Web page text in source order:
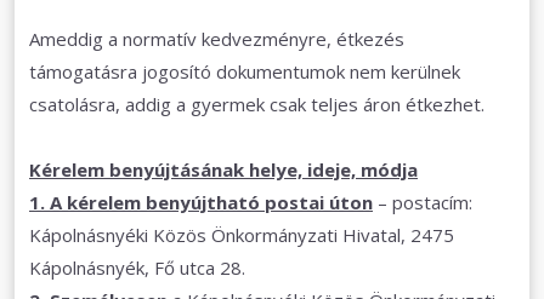
Ameddig a normatív kedvezményre, étkezés
támogatásra jogosító dokumentumok nem kerülnek
csatolásra, addig a gyermek csak teljes áron étkezhet.
Kérelem benyújtásának helye, ideje, módja
1. A kérelem benyújtható postai úton – postacím:
Kápolnásnyéki Közös Önkormányzati Hivatal, 2475
Kápolnásnyék, Fő utca 28.